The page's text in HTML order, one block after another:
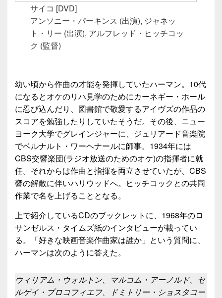
サイコ [DVD]
アンソニー・パーキンス (出演), ジャネッ
ト・リー (出演), アルフレッド・ヒッチコッ
ク (監督)
幼い頃から作曲の才能を発揮していたハーマン。10代
になるとオケのリハ見学のためにカーネギー・ホール
に忍び込んだり、図書館で敬愛するアイヴズの作品の
スコアを勉強したりしていたそうだ。その後、ニュー
ヨーク大学でグレインジャーに、ジュリアード音楽院
でベルナルト・ワーヘナールに師事。1934年には
CBS交響楽団(ラジオ放送のためのオケ)の指揮者に就
任。それからは作曲と指揮を両立させていたが、CBS
響の解散に伴いハリウッドへ。ヒッチコックとの共同
作業で名を上げることとなる。
上で紹介しているCDのブックレットに、1968年のロ
サンゼルス・タイムズ紙のインタビューが載ってい
る。「好きな映画音楽作曲家は誰か」という質問に、
ハーマンは次のように答えた。
ウィリアム・ウォルトン、マルコム・アーノルド、セ
ルゲイ・プロコフィエフ、ドミトリー・ショスタコー